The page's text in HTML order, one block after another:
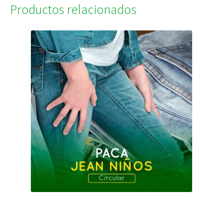
Productos relacionados